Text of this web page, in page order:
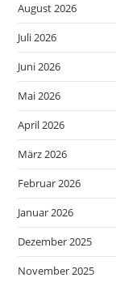
August 2026
Juli 2026
Juni 2026
Mai 2026
April 2026
März 2026
Februar 2026
Januar 2026
Dezember 2025
November 2025